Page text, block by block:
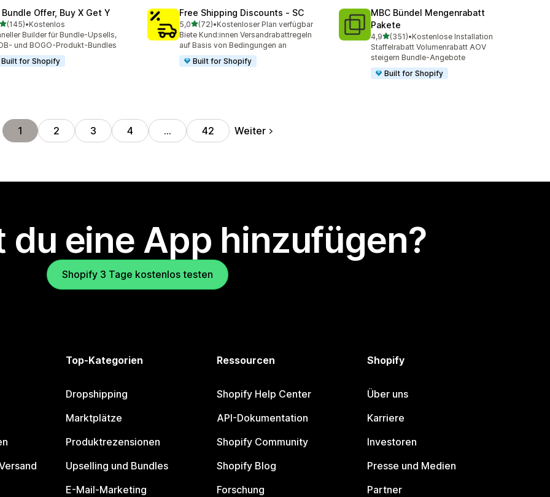
Bundle Offer, Buy X Get Y
von 5 Sternen
(145)
Rezensionen insgesamt
•Kostenlos
Builder für Bundle-Upsells,
und BOGO-Produkt-Bundles
Built for Shopify
Free Shipping Discounts ‑ SC
5,0von 5 Sternen
(72)
72 Rezensionen insgesamt
•Kostenloser Plan verfügbar
Biete Kund:innen Versandrabattregeln
auf Basis von Bedingungen an
Built for Shopify
MBC Bündel Mengenrabatt
Pakete
4,9von 5 Sternen
(351)
351 Rezensionen insgesamt
•Kostenlose Installation
Staffelrabatt Volumenrabatt AOV
steigern Bundle-Angebote
Built for Shopify
1 2 3 4 … 42 Weiter
du eine App hinzufügen?
Shopify 3 Tage kostenlos testen
Top-Kategorien
Dropshipping
Marktplätze
Produktrezensionen
Upselling und Bundles
E-Mail-Marketing
Ressourcen
Shopify Help Center
API-Dokumentation
Shopify Community
Shopify Blog
Forschung
Shopify
Über uns
Karriere
Investoren
Presse und Medien
Partner